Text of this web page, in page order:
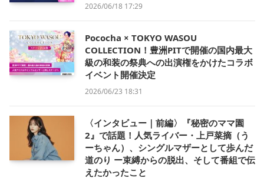
2026/06/18 17:29
Pococha × TOKYO WASOU
COLLECTION！豊洲PITで開催の国内最大
級の和装の祭典への出演権をかけたコラボ
イベント開催決定
2026/06/23 18:31
〈インタビュー｜前編〉『秘密のママ園
2』で話題！人気ライバー・上戸菜摘（う
ーちゃん）、シングルマザーとして歩んだ
道のり ー束縛からの脱出、そして番組で伝
えたかったこと